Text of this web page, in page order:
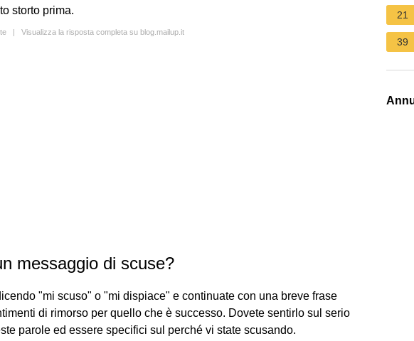
storto prima.
| Visualizza la risposta completa su blog.mailup.it
messaggio di scuse?
"mi scuso" o "mi dispiace" e continuate con una breve frase
di rimorso per quello che è successo. Dovete sentirlo sul serio
parole ed essere specifici sul perché vi state scusando.
21
39